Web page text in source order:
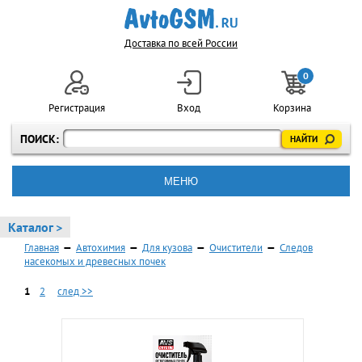
Доставка по всей России
ПОИСК:
Регистрация Вход
0
Корзина
МЕНЮ
Каталог >
Главная — Автохимия — Для кузова — Очистители — Следов
насекомых и древесных почек
1 2 след >>